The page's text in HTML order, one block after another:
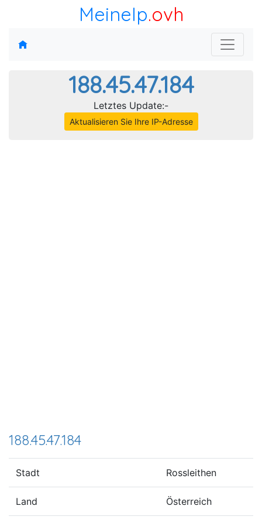
MeineIp.ovh
188.45.47.184
Letztes Update:-
Aktualisieren Sie Ihre IP-Adresse
188.45.47.184
Stadt Rossleithen
Land Österreich